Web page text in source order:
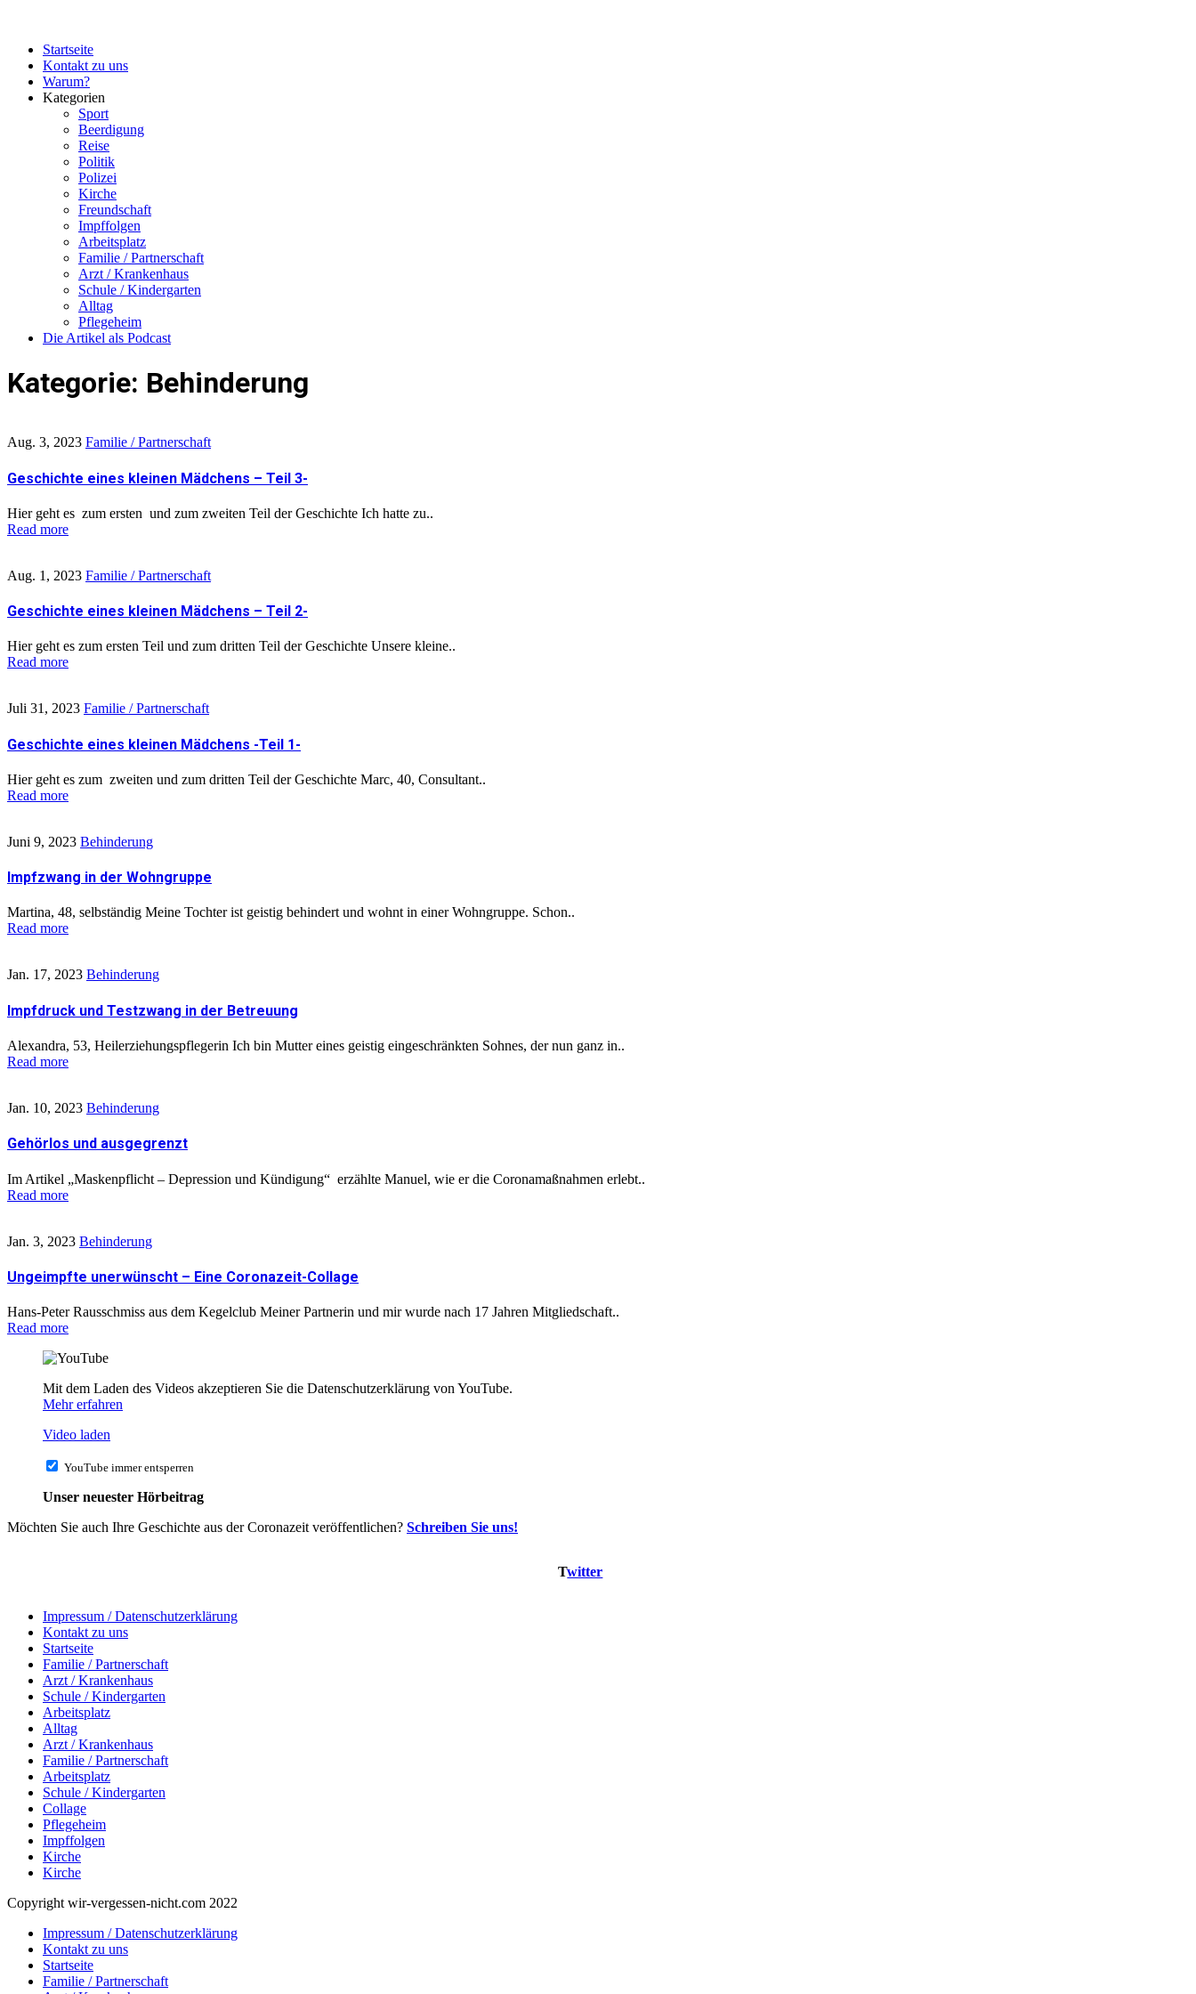
contentStartseite
Kontakt zu uns
Warum?
Kategorien
Sport
Beerdigung
Reise
Politik
Polizei
Kirche
Freundschaft
Impffolgen
Arbeitsplatz
Familie / Partnerschaft
Arzt / Krankenhaus
Schule / Kindergarten
Alltag
Pflegeheim
Die Artikel als Podcast
Kategorie: Behinderung
Aug. 3, 2023 Familie / Partnerschaft
Geschichte eines kleinen Mädchens – Teil 3-
Hier geht es zum ersten und zum zweiten Teil der Geschichte Ich hatte zu..
Read more
Aug. 1, 2023 Familie / Partnerschaft
Geschichte eines kleinen Mädchens – Teil 2-
Hier geht es zum ersten Teil und zum dritten Teil der Geschichte Unsere kleine..
Read more
Juli 31, 2023 Familie / Partnerschaft
Geschichte eines kleinen Mädchens -Teil 1-
Hier geht es zum zweiten und zum dritten Teil der Geschichte Marc, 40, Consultant..
Read more
Juni 9, 2023 Behinderung
Impfzwang in der Wohngruppe
Martina, 48, selbständig Meine Tochter ist geistig behindert und wohnt in einer Wohngruppe. Schon..
Read more
Jan. 17, 2023 Behinderung
Impfdruck und Testzwang in der Betreuung
Alexandra, 53, Heilerziehungspflegerin Ich bin Mutter eines geistig eingeschränkten Sohnes, der nun ganz in..
Read more
Jan. 10, 2023 Behinderung
Gehörlos und ausgegrenzt
Im Artikel „Maskenpflicht – Depression und Kündigung“ erzählte Manuel, wie er die Coronamaßnahmen erlebt..
Read more
Jan. 3, 2023 Behinderung
Ungeimpfte unerwünscht – Eine Coronazeit-Collage
Hans-Peter Rausschmiss aus dem Kegelclub Meiner Partnerin und mir wurde nach 17 Jahren Mitgliedschaft..
Read more
Mit dem Laden des Videos akzeptieren Sie die Datenschutzerklärung von YouTube.
Mehr erfahren
Video laden
YouTube immer entsperren
Unser neuester Hörbeitrag
Möchten Sie auch Ihre Geschichte aus der Coronazeit veröffentlichen? Schreiben Sie uns!
Twitter
Impressum / Datenschutzerklärung
Kontakt zu uns
Startseite
Familie / Partnerschaft
Arzt / Krankenhaus
Schule / Kindergarten
Arbeitsplatz
Alltag
Arzt / Krankenhaus
Familie / Partnerschaft
Arbeitsplatz
Schule / Kindergarten
Collage
Pflegeheim
Impffolgen
Kirche
Kirche
Copyright wir-vergessen-nicht.com 2022
Impressum / Datenschutzerklärung
Kontakt zu uns
Startseite
Familie / Partnerschaft